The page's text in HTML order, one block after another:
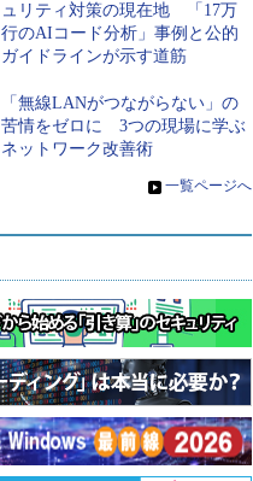
ュリティ対策の現在地 「17万
行のAIコード分析」事例と公的
ガイドラインが示す道筋
「無線LANがつながらない」の
苦情をゼロに 3つの現場に学ぶ
ネットワーク改善術
» 一覧ページへ